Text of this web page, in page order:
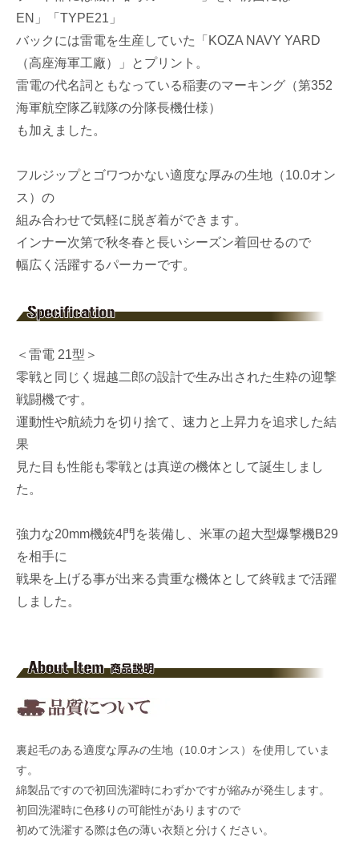
EN」「TYPE21」
バックには雷電を生産していた「KOZA NAVY YARD
（高座海軍工廠）」とプリント。
雷電の代名詞ともなっている稲妻のマーキング（第352
海軍航空隊乙戦隊の分隊長機仕様）
も加えました。
フルジップとゴワつかない適度な厚みの生地（10.0オン
ス）の
組み合わせで気軽に脱ぎ着ができます。
インナー次第で秋冬春と長いシーズン着回せるので
幅広く活躍するパーカーです。
＜雷電 21型＞
零戦と同じく堀越二郎の設計で生み出された生粋の迎撃
戦闘機です。
運動性や航続力を切り捨て、速力と上昇力を追求した結
果
見た目も性能も零戦とは真逆の機体として誕生しまし
た。
強力な20mm機銃4門を装備し、米軍の超大型爆撃機B29
を相手に
戦果を上げる事が出来る貴重な機体として終戦まで活躍
しました。
裏起毛のある適度な厚みの生地（10.0オンス）を使用していま
す。
綿製品ですので初回洗濯時にわずかですが縮みが発生します。
初回洗濯時に色移りの可能性がありますので
初めて洗濯する際は色の薄い衣類と分けください。